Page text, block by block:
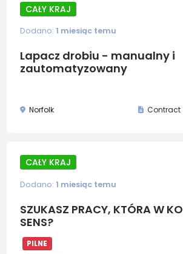
CAŁY KRAJ
Dodano: 1 miesiąc temu
Lapacz drobiu - manualny i
zautomatyzowany
Norfolk Contract
CAŁY KRAJ
Dodano: 1 miesiąc temu
SZUKASZ PRACY, KTÓRA W
SENS?
PILNE